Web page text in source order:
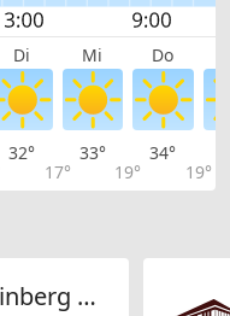
Di Mi Do
32°
17°
33°
19°
34°
19°
Restaurant Weinberg Warth